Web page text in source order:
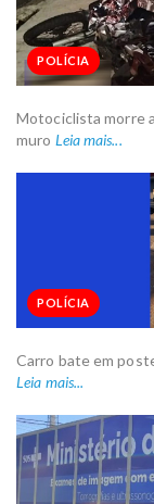
POLÍCIA
Motociclista morre
muro Leia mais...
POLÍCIA
Carro bate em
Leia mais...